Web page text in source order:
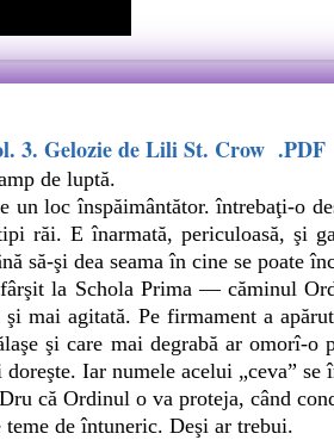
3. Gelozie de Lili St. Crow .PDF
de luptă.
loc înspăimântător. întrebaţi-o
răi. E înarmată, periculoasă, şi
să-şi dea seama în cine se poate
la Schola Prima — căminul
mai agitată. Pe firmament a
şi care mai degrabă ar omorî-
doreşte. Iar numele acelui „ceva”
că Ordinul o va proteja, când
teme de întuneric. Deşi ar trebui.